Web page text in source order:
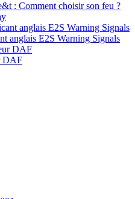
: Comment choisir son feu ?
anglais E2S Warning Signals
DAF